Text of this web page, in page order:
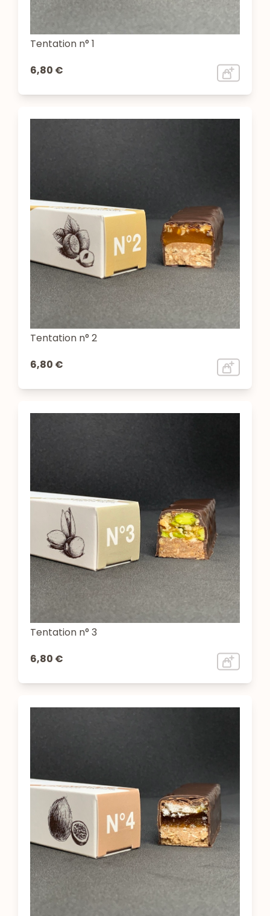
Tentation n° 1
6,80 €
Tentation n° 2
6,80 €
Tentation n° 3
6,80 €